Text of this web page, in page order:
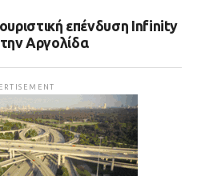
επένδυση Infinity
Αργολίδα